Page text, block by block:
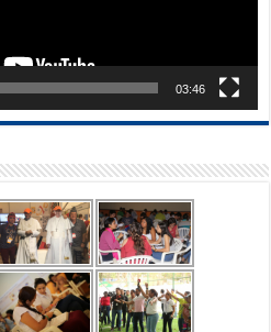
03:46